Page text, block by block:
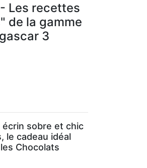
Les recettes
de la gamme
3
sobre et chic
le cadeau idéal
Chocolats